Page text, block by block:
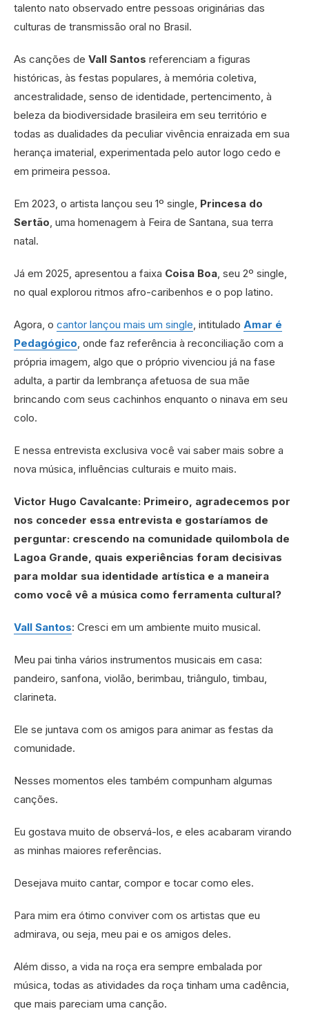
talento nato observado entre pessoas originárias das
culturas de transmissão oral no Brasil.
As canções de Vall Santos referenciam a figuras
históricas, às festas populares, à memória coletiva,
ancestralidade, senso de identidade, pertencimento, à
beleza da biodiversidade brasileira em seu território e
todas as dualidades da peculiar vivência enraizada em sua
herança imaterial, experimentada pelo autor logo cedo e
em primeira pessoa.
Em 2023, o artista lançou seu 1º single, Princesa do
Sertão , uma homenagem à Feira de Santana, sua terra
natal.
Já em 2025, apresentou a faixa Coisa Boa , seu 2º single,
no qual explorou ritmos afro-caribenhos e o pop latino.
Agora, o cantor lançou mais um single , intitulado Amar é
Pedagógico , onde faz referência à reconciliação com a
própria imagem, algo que o próprio vivenciou já na fase
adulta, a partir da lembrança afetuosa de sua mãe
brincando com seus cachinhos enquanto o ninava em seu
colo.
E nessa entrevista exclusiva você vai saber mais sobre a
nova música, influências culturais e muito mais.
Victor Hugo Cavalcante: Primeiro, agradecemos por
nos conceder essa entrevista e gostaríamos de
perguntar: crescendo na comunidade quilombola de
Lagoa Grande, quais experiências foram decisivas
para moldar sua identidade artística e a maneira
como você vê a música como ferramenta cultural?
Vall Santos: Cresci em um ambiente muito musical.
Meu pai tinha vários instrumentos musicais em casa:
pandeiro, sanfona, violão, berimbau, triângulo, timbau,
clarineta.
Ele se juntava com os amigos para animar as festas da
comunidade.
Nesses momentos eles também compunham algumas
canções.
Eu gostava muito de observá-los, e eles acabaram virando
as minhas maiores referências.
Desejava muito cantar, compor e tocar como eles.
Para mim era ótimo conviver com os artistas que eu
admirava, ou seja, meu pai e os amigos deles.
Além disso, a vida na roça era sempre embalada por
música, todas as atividades da roça tinham uma cadência,
que mais pareciam uma canção.